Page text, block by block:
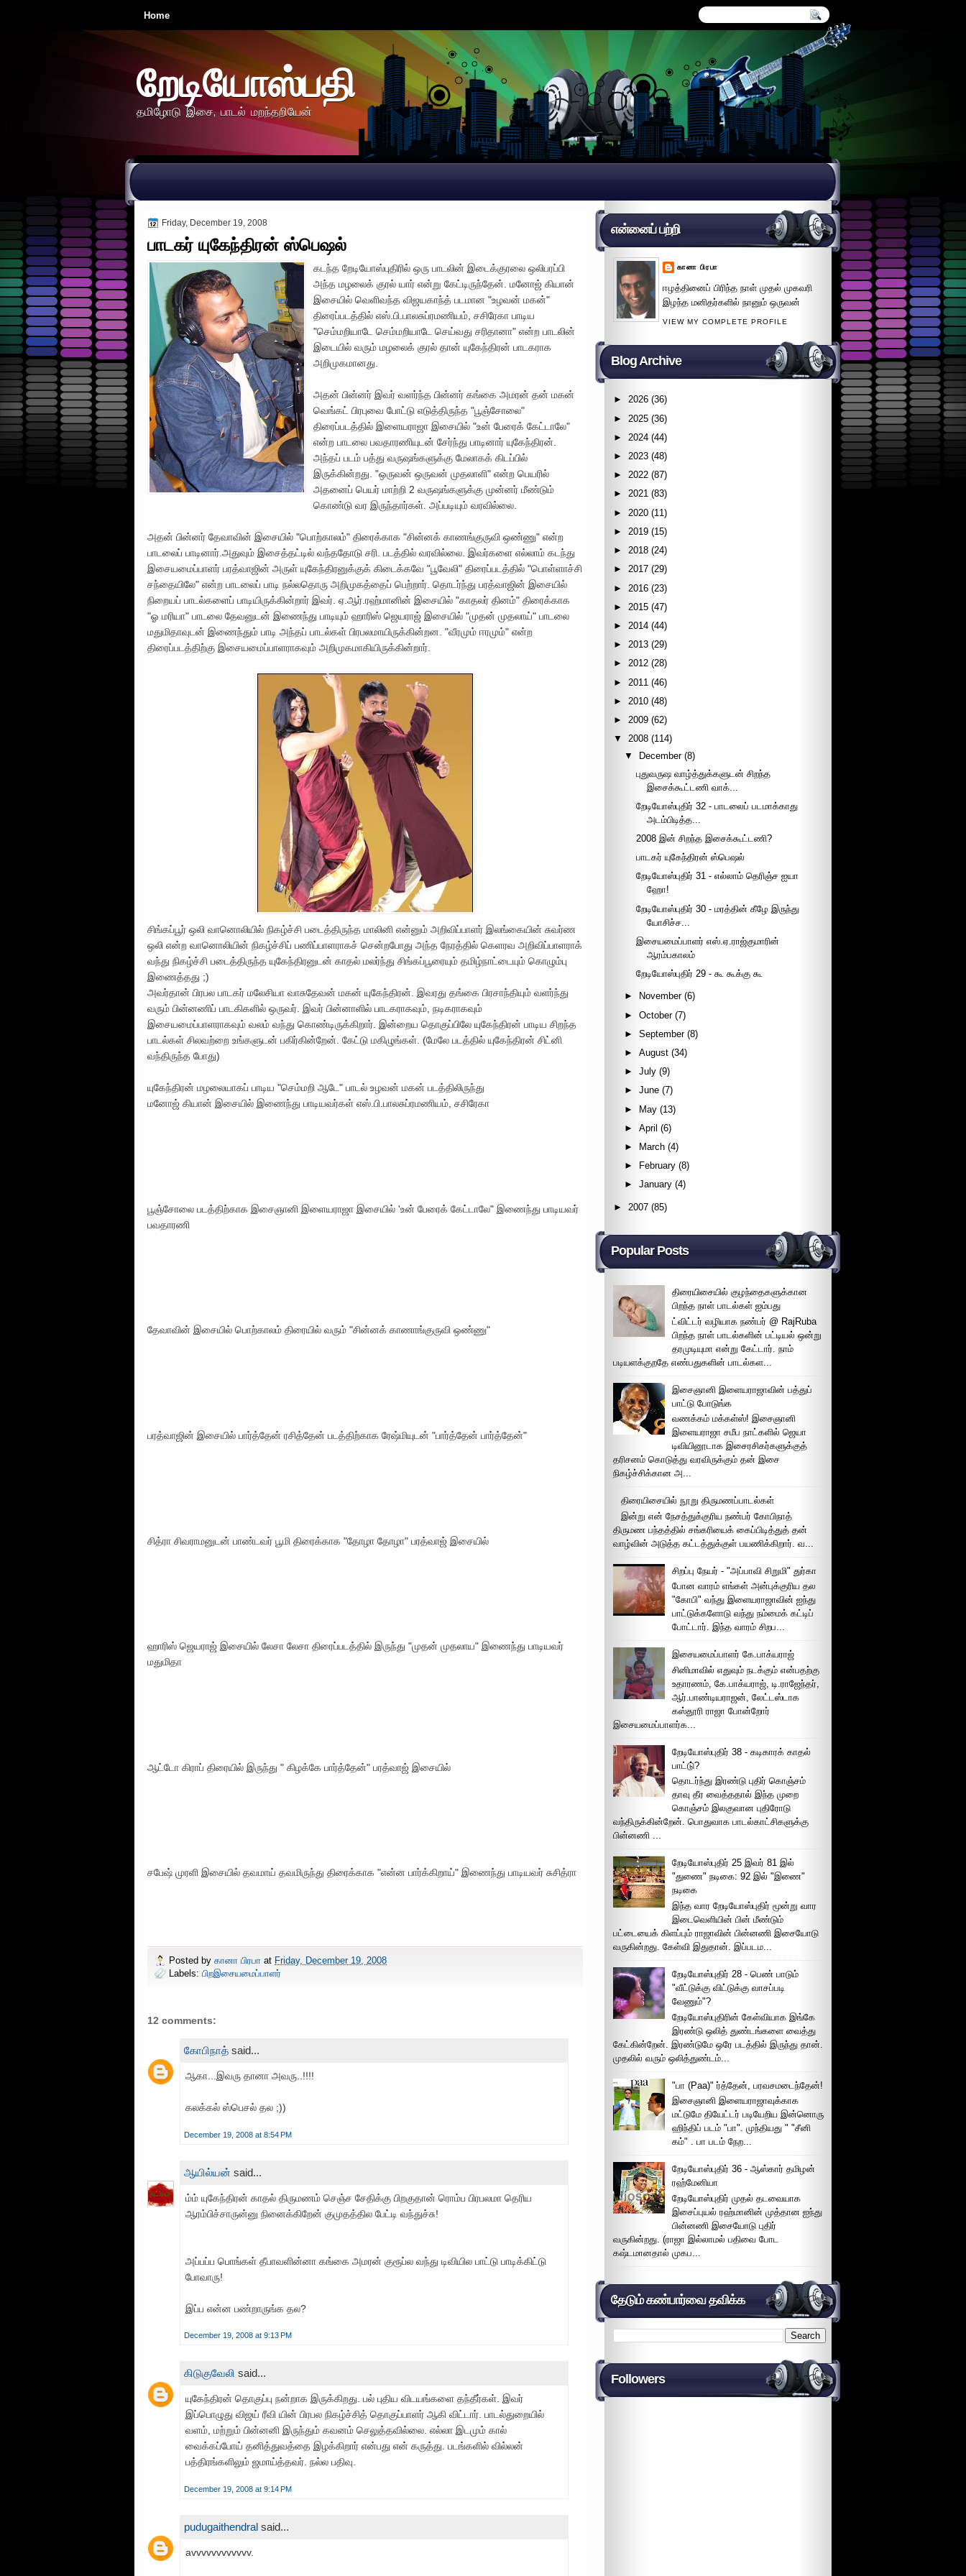
Home
றேடியோஸ்பதி
தமிழோடு இசை, பாடல் மறந்தறியேன்
Friday, December 19, 2008
பாடகர் யுகேந்திரன் ஸ்பெஷல்
கடந்த றேடியோஸ்புதிரில் ஒரு பாடலின் இடைக்குரலை ஒலிபரப்பி
அந்த மழலைக் குரல் யார் என்று கேட்டிருந்தேன். மனோஜ் கியான்
இசையில் வெளிவந்த விஜயகாந்த் படமான "உழவன் மகன்"
திரைப்படத்தில் எஸ்.பி.பாலசுப்ரமணியம், சசிரேகா பாடிய
"செம்மறியாடே செம்மறியாடே செய்வது சரிதானா" என்ற பாடலின்
இடையில் வரும் மழலைக் குரல் தான் யுகேந்திரன் பாடகராக
அறிமுகமானது.
அதன் பின்னர் இவர் வளர்ந்த பின்னர் கங்கை அமரன் தன் மகன்
வெங்கட் பிரபுவை போட்டு எடுத்திருந்த "பூஞ்சோலை"
திரைப்படத்தில் இளையராஜா இசையில் "உன் பேரைக் கேட்டாலே"
என்ற பாடலை பவதாரணியுடன் சேர்ந்து பாடினார் யுகேந்திரன்.
அந்தப் படம் பத்து வருஷங்களுக்கு மேலாகக் கிடப்பில்
இருக்கின்றது. "ஒருவன் ஒருவன் முதலாளி" என்ற பெயரில்
அதனைப் பெயர் மாற்றி 2 வருஷங்களுக்கு முன்னர் மீண்டும்
கொண்டு வர இருந்தார்கள். அப்படியும் வரவில்லை.
அதன் பின்னர் தேவாவின் இசையில் "பொற்காலம்" திரைக்காக "சின்னக் காணங்குருவி ஒண்ணு" என்ற
பாடலைப் பாடினார்.அதுவும் இசைத்தட்டில் வந்ததோடு சரி. படத்தில் வரவில்லை. இவர்களை எல்லாம் கடந்து
இசையமைப்பாளர் பரத்வாஜின் அருள் யுகேந்திரனுக்குக் கிடைக்கவே "பூவேலி" திரைப்படத்தில் "பொள்ளாச்சி
சந்தையிலே" என்ற பாடலைப் பாடி நல்லதொரு அறிமுகத்தைப் பெற்றார். தொடர்ந்து பரத்வாஜின் இசையில்
நிறையப் பாடல்களைப் பாடியிருக்கின்றார் இவர். ஏ.ஆர்.ரஹ்மானின் இசையில் "காதலர் தினம்" திரைக்காக
"ஓ மரியா" பாடலை தேவனுடன் இணைந்து பாடியும் ஹாரிஸ் ஜெயராஜ் இசையில் "முதன் முதலாய்" பாடலை
மதுமிதாவுடன் இணைந்தும் பாடி அந்தப் பாடல்கள் பிரபலமாயிருக்கின்றன. "வீரமும் ஈரமும்" என்ற
திரைப்படத்திற்கு இசையமைப்பாளராகவும் அறிமுகமாகியிருக்கின்றார்.
சிங்கப்பூர் ஒலி வானொலியில் நிகழ்ச்சி படைத்திருந்த மாலினி என்னும் அறிவிப்பாளர் இலங்கையின் சுவர்ண
ஒலி என்ற வானொலியின் நிகழ்ச்சிப் பணிப்பாளராகச் சென்றபோது அந்த நேரத்தில் கெளரவ அறிவிப்பாளராக்
வந்து நிகழ்ச்சி படைத்திருந்த யுகேந்திரனுடன் காதல் மலர்ந்து சிங்கப்பூரையும் தமிழ்நாட்டையும் கொழும்பு
இணைத்தது ;)
அவர்தான் பிரபல பாடகர் மலேசியா வாசுதேவன் மகன் யுகேந்திரன். இவரது தங்கை பிரசாந்தியும் வளர்ந்து
வரும் பின்னணிப் பாடகிகளில் ஒருவர். இவர் பின்னாளில் பாடகராகவும், நடிகராகவும்
இசையமைப்பாளராகவும் வலம் வந்து கொண்டிருக்கிறார். இன்றைய தொகுப்பிலே யுகேந்திரன் பாடிய சிறந்த
பாடல்கள் சிலவற்றை உங்களுடன் பகிர்கின்றேன். கேட்டு மகிழுங்கள். (மேலே படத்தில் யுகேந்திரன் சிட்னி
வந்திருந்த போது)
யுகேந்திரன் மழலையாகப் பாடிய "செம்மறி ஆடே" பாடல் உழவன் மகன் படத்திலிருந்து
மனோஜ் கியான் இசையில் இணைந்து பாடியவர்கள் எஸ்.பி.பாலசுப்ரமணியம், சசிரேகா
பூஞ்சோலை படத்திற்காக இசைஞானி இளையராஜா இசையில் 'உன் பேரைக் கேட்டாலே" இணைந்து பாடியவர்
பவதாரணி
தேவாவின் இசையில் பொற்காலம் திரையில் வரும் "சின்னக் காணாங்குருவி ஒண்ணு"
பரத்வாஜின் இசையில் பார்த்தேன் ரசித்தேன் படத்திற்காக ரேஷ்மியுடன் "பார்த்தேன் பார்த்தேன்"
சித்ரா சிவராமனுடன் பாண்டவர் பூமி திரைக்காக "தோழா தோழா" பரத்வாஜ் இசையில்
ஹாரிஸ் ஜெயராஜ் இசையில் லேசா லேசா திரைப்படத்தில் இருந்து "முதன் முதலாய" இணைந்து பாடியவர்
மதுமிதா
ஆட்டோ கிராப் திரையில் இருந்து " கிழக்கே பார்த்தேன்" பரத்வாஜ் இசையில்
சபேஷ் முரளி இசையில் தவமாய் தவமிருந்து திரைக்காக "என்ன பார்க்கிறாய்" இணைந்து பாடியவர் சுசித்ரா
Posted by கானா பிரபா at Friday, December 19, 2008
Labels: பிறஇசையமைப்பாளர்
12 comments:
கோபிநாத் said...
ஆகா...இவரு தானா அவரு..!!!!
கலக்கல் ஸ்பெசல் தல ;))
December 19, 2008 at 8:54 PM
ஆயில்யன் said...
ம்ம் யுகேந்திரன் காதல் திருமணம் செஞ்ச சேதிக்கு பிறகுதான் ரொம்ப பிரபலமா தெரிய
ஆரம்பிச்சாருன்னு நினைக்கிறேன் குமுதத்தில பேட்டி வந்துச்சு!
அப்பப்ப பொங்கள் தீபாவளின்னா கங்கை அமரன் குரூப்ல வந்து டிவியில பாட்டு பாடிக்கிட்டு
போவாரு!
இப்ப என்ன பண்றாருங்க தல?
December 19, 2008 at 9:13 PM
கிடுகுவேலி said...
யுகேந்திரன் தொகுப்பு நன்றாக இருக்கிறது. பல் புதிய விடயங்களை தந்தீர்கள். இவர்
இப்பொழுது விஜய் ரீவி யின் பிரபல நிகழ்ச்சித் தொகுப்பாளர் ஆகி விட்டார். பாடல்துறையில்
வளம், மற்றும் பின்னனி இருந்தும் கவனம் செலுத்தவில்லை. எல்லா இடமும் கால்
வைக்கப்போய் தனித்துவத்தை இழக்கிறார் என்பது என் கருத்து. படங்களில் வில்லன்
பத்திரங்களிலும் ஜமாய்த்தவர். நல்ல பதிவு.
December 19, 2008 at 9:14 PM
pudugaithendral said...
avvvvvvvvvvvv.
என்னைப் பற்றி
கானா பிரபா
ஈழத்தினைப் பிரிந்த நாள் முதல் முகவரி
இழந்த மனிதர்களில் நானும் ஒருவன்
VIEW MY COMPLETE PROFILE
Blog Archive
► 2026 (36)
► 2025 (36)
► 2024 (44)
► 2023 (48)
► 2022 (87)
► 2021 (83)
► 2020 (11)
► 2019 (15)
► 2018 (24)
► 2017 (29)
► 2016 (23)
► 2015 (47)
► 2014 (44)
► 2013 (29)
► 2012 (28)
► 2011 (46)
► 2010 (48)
► 2009 (62)
▼
2008 (114)
▼
December (8)
புதுவருஷ வாழ்த்துக்களுடன் சிறந்த
இசைக்கூட்டணி வாக்...
றேடியோஸ்புதிர் 32 - பாடலைப் படமாக்காது
அடம்பிடித்த...
2008 இன் சிறந்த இசைக்கூட்டணி?
பாடகர் யுகேந்திரன் ஸ்பெஷல்
றேடியோஸ்புதிர் 31 - எல்லாம் தெரிஞ்ச ஐயா
ஹோ!
றேடியோஸ்புதிர் 30 - மரத்தின் கீழே இருந்து
யோசிச்ச...
இசையமைப்பாளர் எஸ்.ஏ.ராஜ்குமாரின்
ஆரம்பகாலம்
றேடியோஸ்புதிர் 29 - கூ கூக்கு கூ
► November (6)
►October (7)
►September (8)
►August (34)
►July (9)
►June (7)
► May (13)
►April (6)
►
March (4)
►
February (8)
►January (4)
► 2007 (85)
Popular Posts
திரையிசையில் குழந்தைகளுக்கான
பிறந்த நாள் பாடல்கள் ஐம்பது
ட்விட்டர் வழியாக நண்பர் @ RajRuba
பிறந்த நாள் பாடல்களின் பட்டியல் ஒன்று
தரமுடியுமா என்று கேட்டார். நாம்
படியளக்குறதே எண்பதுகளின் பாடல்கள...
இசைஞானி இளையராஜாவின் பத்துப்
பாட்டு போடுங்க
வணக்கம் மக்கள்ஸ்! இசைஞானி
இளையராஜா சமீப நாட்களில் ஜெயா
டிவியினூடாக இசைரசிகர்களுக்குத்
தரிசனம் கொடுத்து வரவிருக்கும் தன் இசை
நிகழ்ச்சிக்கான அ...
திரையிசையில் நூறு திருமணப்பாடல்கள்
இன்று என் நேசத்துக்குரிய நண்பர் கோபிநாத்
திருமண பந்தத்தில் சங்கரியைக் கைப்பிடித்துத் தன்
வாழ்வின் அடுத்த கட்டத்துக்குள் பயணிக்கிறார். வ...
சிறப்பு நேயர் - "அப்பாவி சிறுமி" துர்கா
போன வாரம் எங்கள் அன்புக்குரிய தல
"கோபி" வந்து இளையராஜாவின் ஐந்து
பாட்டுக்களோடு வந்து நம்மைக் கட்டிப்
போட்டார். இந்த வாரம் சிறப...
இசையமைப்பாளர் கே.பாக்யராஜ்
சினிமாவில் எதுவும் நடக்கும் என்பதற்கு
உதாரணம், கே.பாக்யராஜ், டி.ராஜேந்தர்,
ஆர்.பாண்டியராஜன், லேட்டஸ்டாக
கஸ்தூரி ராஜா போன்றோர்
இசையமைப்பாளர்க...
றேடியோஸ்புதிர் 38 - கடிகாரக் காதல்
பாட்டு்?
தொடர்ந்து இரண்டு புதிர் கொஞ்சம்
தாவு தீர வைத்ததால் இந்த முறை
கொஞ்சம் இலகுவான புதிரோடு
வந்திருக்கின்றேன். பொதுவாக பாடல்காட்சிகளுக்கு
பின்னணி ...
றேடியோஸ்புதிர் 25 இவர் 81 இல்
"துணை" நடிகை: 92 இல் "இணை"
நடிகை
இந்த வார றேடியோஸ்புதிர் மூன்று வார
இடைவெளியின் பின் மீண்டும்
பட்டையைக் கிளப்பும் ராஜாவின் பின்னணி இசையோடு
வருகின்றது. கேள்வி இதுதான். இப்படம...
றேடியோஸ்புதிர் 28 - பெண் பாடும்
"வீட்டுக்கு விட்டுக்கு வாசப்படி
வேணும்"?
றேடியோஸ்புதிரின் கேள்வியாக இங்கே
இரண்டு ஒலித் துண்டங்களை வைத்து
கேட்கின்றேன். இரண்டுமே ஒரே படத்தில் இருந்து தான்.
முதலில் வரும் ஒலித்துண்டம்...
"பா (Paa)" ர்த்தேன், பரவசமடைந்தேன்!
இசைஞானி இளையராஜாவுக்காக
மட்டுமே தியேட்டர் படியேறிய இன்னொரு
ஹிந்திப் படம் "பா". முந்தியது " "சீனி
கம்" . பா படம் நேற...
றேடியோஸ்புதிர் 36 - ஆஸ்கார் தமிழன்
ரஹ்மேனியா
றேடியோஸ்புதிர் முதல் தடவையாக
இசைப்புயல் ரஹ்மானின் முத்தான ஐந்து
பின்னணி இசையோடு புதிர்
வருகின்றது. (ராஜா இல்லாமல் பதிவை போட
கஷ்டமானதால் முகப...
தேடும் கண்பார்வை தவிக்க
Followers